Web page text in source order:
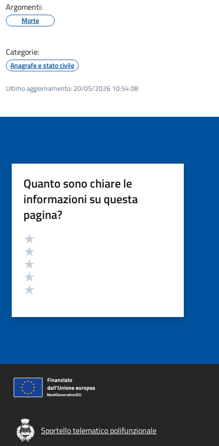
Argomenti:
Morte
Categorie:
Anagrafe e stato civile
Ultimo aggiornamento: 20/05/2026 10:54.08
Quanto sono chiare le
informazioni su questa
pagina?
Valutazione
Sportello telematico polifunzionale